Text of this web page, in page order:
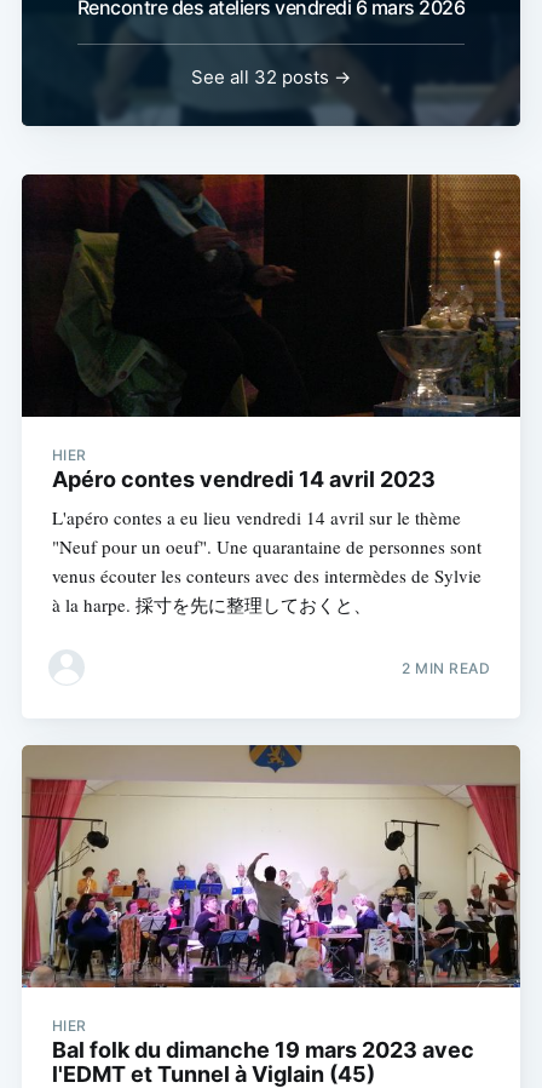
Rencontre des ateliers vendredi 6 mars 2026
See all 32 posts →
HIER
Apéro contes vendredi 14 avril 2023
L'apéro contes a eu lieu vendredi 14 avril sur le thème
"Neuf pour un oeuf". Une quarantaine de personnes sont
venus écouter les conteurs avec des intermèdes de Sylvie
à la harpe. 採寸を先に整理しておくと、
2 MIN READ
HIER
Bal folk du dimanche 19 mars 2023 avec
l'EDMT et Tunnel à Viglain (45)